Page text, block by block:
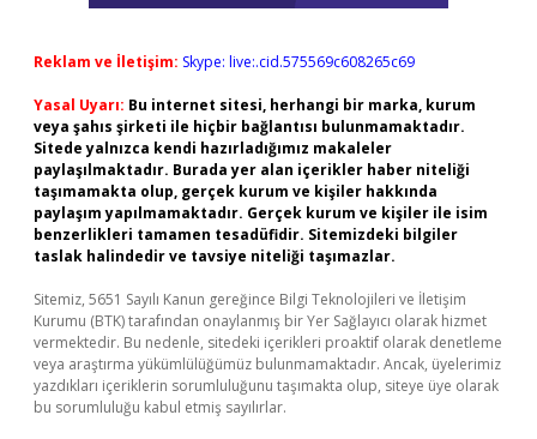
Reklam ve İletişim: Skype: live:.cid.575569c608265c69
Yasal Uyarı: Bu internet sitesi, herhangi bir marka, kurum
veya şahıs şirketi ile hiçbir bağlantısı bulunmamaktadır.
Sitede yalnızca kendi hazırladığımız makaleler
paylaşılmaktadır. Burada yer alan içerikler haber niteliği
taşımamakta olup, gerçek kurum ve kişiler hakkında
paylaşım yapılmamaktadır. Gerçek kurum ve kişiler ile isim
benzerlikleri tamamen tesadüfidir. Sitemizdeki bilgiler
taslak halindedir ve tavsiye niteliği taşımazlar.
Sitemiz, 5651 Sayılı Kanun gereğince Bilgi Teknolojileri ve İletişim
Kurumu (BTK) tarafından onaylanmış bir Yer Sağlayıcı olarak hizmet
vermektedir. Bu nedenle, sitedeki içerikleri proaktif olarak denetleme
veya araştırma yükümlülüğümüz bulunmamaktadır. Ancak, üyelerimiz
yazdıkları içeriklerin sorumluluğunu taşımakta olup, siteye üye olarak
bu sorumluluğu kabul etmiş sayılırlar.